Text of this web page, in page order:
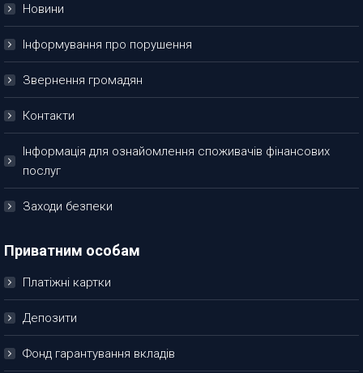
Новини
Інформування про порушення
Звернення громадян
Контакти
Інформація для ознайомлення споживачів фінансових
послуг
Заходи безпеки
Приватним особам
Платіжні картки
Депозити
Фонд гарантування вкладів